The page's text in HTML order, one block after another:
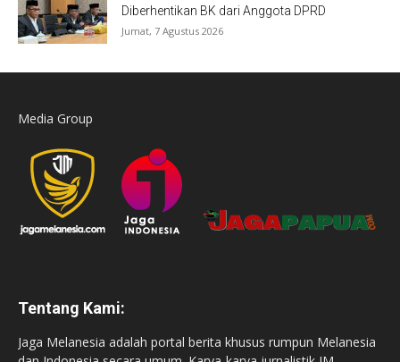
Diberhentikan BK dari Anggota DPRD
Jumat, 7 Agustus 2026
Media Group
Tentang Kami:
Jaga Melanesia adalah portal berita khusus rumpun Melanesia